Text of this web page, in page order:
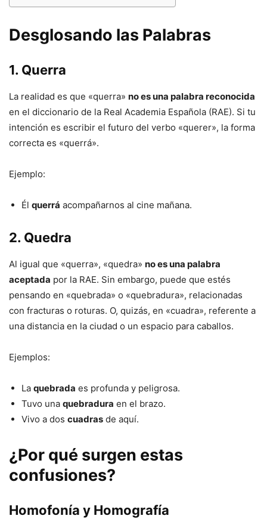
Desglosando las Palabras
1. Querra
La realidad es que «querra» no es una palabra reconocida
en el diccionario de la Real Academia Española (RAE). Si tu
intención es escribir el futuro del verbo «querer», la forma
correcta es «querrá».
Ejemplo:
Él querrá acompañarnos al cine mañana.
2. Quedra
Al igual que «querra», «quedra» no es una palabra
aceptada por la RAE. Sin embargo, puede que estés
pensando en «quebrada» o «quebradura», relacionadas
con fracturas o roturas. O, quizás, en «cuadra», referente a
una distancia en la ciudad o un espacio para caballos.
Ejemplos:
La quebrada es profunda y peligrosa.
Tuvo una quebradura en el brazo.
Vivo a dos cuadras de aquí.
¿Por qué surgen estas
confusiones?
Homofonía y Homografía